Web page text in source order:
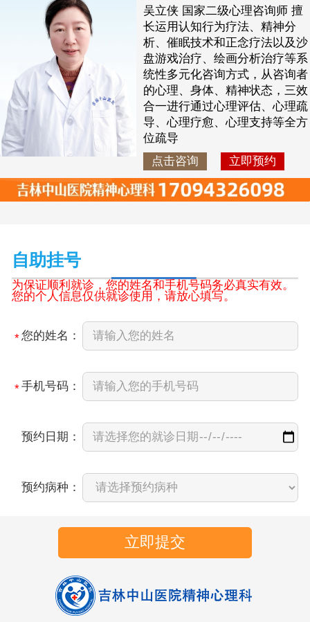
吴立侠 国家二级心理咨询师 擅
长运用认知行为疗法、精神分
析、催眠技术和正念疗法以及沙
盘游戏治疗、绘画分析治疗等系
统性多元化咨询方式，从咨询者
的心理、身体、精神状态，三效
合一进行通过心理评估、心理疏
导、心理疗愈、心理支持等全方
位疏导
点击咨询
立即预约
自助挂号
为保证顺利就诊，您的姓名和手机号码务必真实有效。
您的个人信息仅供就诊使用，请放心填写。
*您的姓名：
*手机号码：
预约日期：
预约病种：
立即提交